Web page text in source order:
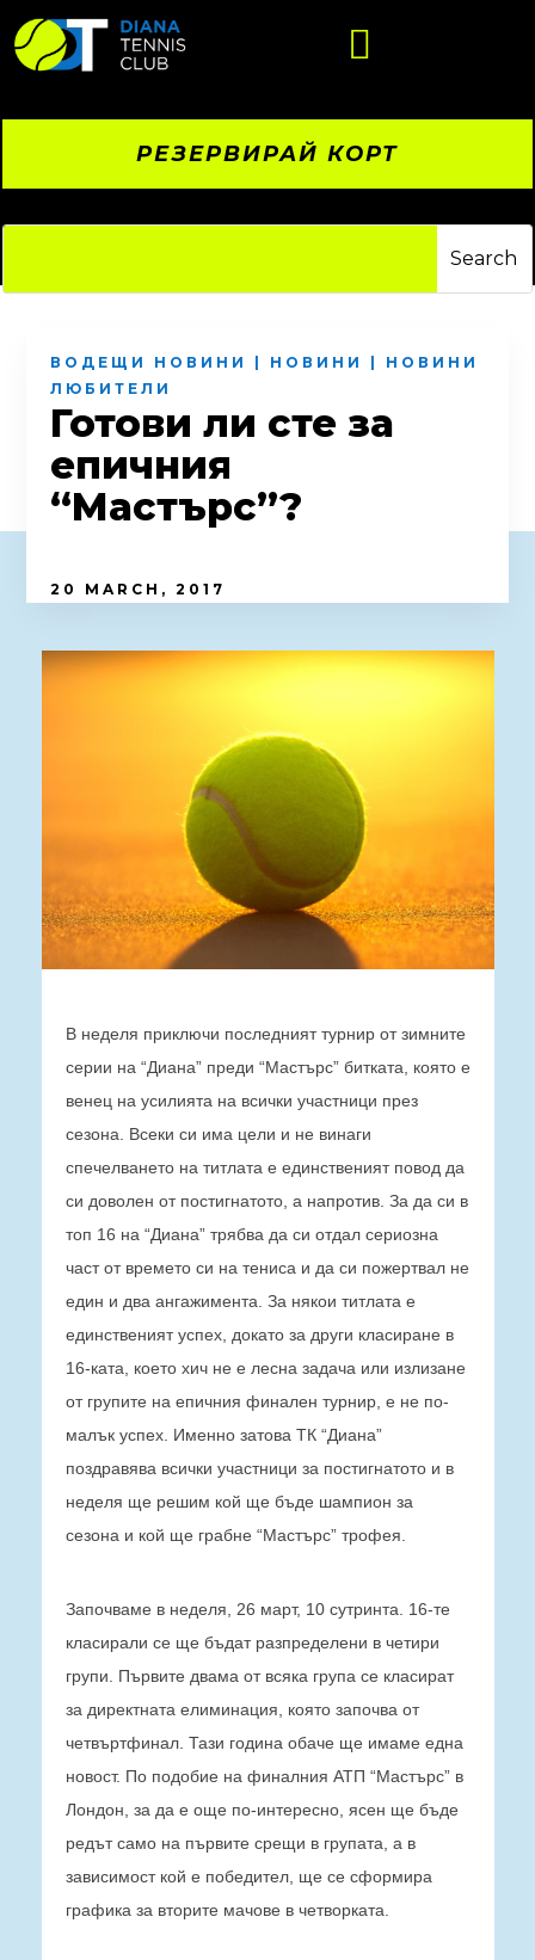

РЕЗЕРВИРАЙ КОРТ
ВОДЕЩИ НОВИНИ НОВИНИ
НОВИНИ
ЛЮБИТЕЛИ
Готови ли сте за
епичния
“Мастърс”?
20 MARCH, 2017
В неделя приключи последният турнир от зимните
серии на “Диана” преди “Мастърс” битката, която е
венец на усилията на всички участници през
сезона. Всеки си има цели и не винаги
спечелването на титлата е единственият повод да
си доволен от постигнатото, а напротив. За да си в
топ 16 на “Диана” трябва да си отдал сериозна
част от времето си на тениса и да си пожертвал не
един и два ангажимента. За някои титлата е
единственият успех, докато за други класиране в
16-ката, което хич не е лесна задача или излизане
от групите на епичния финален турнир, е не по-
малък успех. Именно затова ТК “Диана”
поздравява всички участници за постигнатото и в
неделя ще решим кой ще бъде шампион за
сезона и кой ще грабне “Мастърс” трофея.
Започваме в неделя, 26 март, 10 сутринта. 16-те
класирали се ще бъдат разпределени в четири
групи. Първите двама от всяка група се класират
за директната елиминация, която започва от
четвъртфинал. Тази година обаче ще имаме една
новост. По подобие на финалния АТП “Мастърс” в
Лондон, за да е още по-интересно, ясен ще бъде
редът само на първите срещи в групата, а в
зависимост кой е победител, ще се сформира
графика за вторите мачове в четворката.